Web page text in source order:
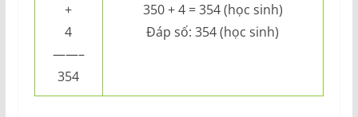
+
4
——–
354
350 + 4 = 354 (học sinh)
Đáp số: 354 (học sinh)